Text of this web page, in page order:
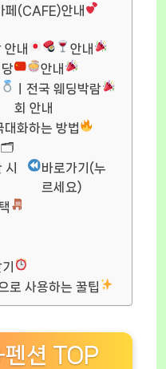
페(CAFE)안내
안내
안내
당
안내
ㅣ전국 웨딩박람
회 안내
대화하는 방법
🗂
시
바로가기(누
르세요)
로 사용하는 꿀팁
펜션 TOP